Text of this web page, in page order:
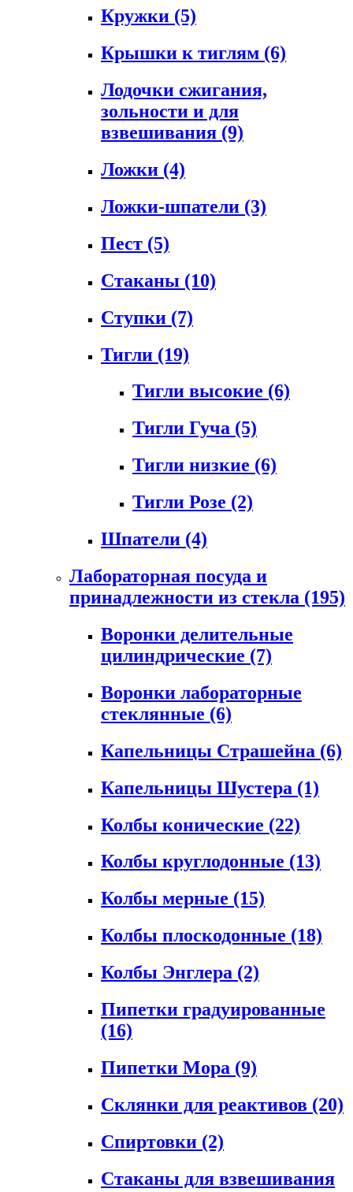
Кружки (5)
Крышки к тиглям (6)
Лодочки сжигания,
зольности и для
взвешивания (9)
Ложки (4)
Ложки-шпатели (3)
Пест (5)
Стаканы (10)
Ступки (7)
Тигли (19)
Тигли высокие (6)
Тигли Гуча (5)
Тигли низкие (6)
Тигли Розе (2)
Шпатели (4)
Лабораторная посуда и
принадлежности из стекла (195)
Воронки делительные
цилиндрические (7)
Воронки лабораторные
стеклянные (6)
Капельницы Страшейна (6)
Капельницы Шустера (1)
Колбы конические (22)
Колбы круглодонные (13)
Колбы мерные (15)
Колбы плоскодонные (18)
Колбы Энглера (2)
Пипетки градуированные
(16)
Пипетки Мора (9)
Склянки для реактивов (20)
Спиртовки (2)
Стаканы для взвешивания